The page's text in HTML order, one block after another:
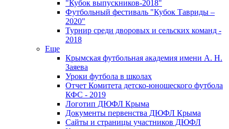
"Кубок выпускников-2018"
Футбольный фестиваль "Кубок Тавриды –
2020"
Турнир среди дворовых и сельских команд -
2018
Еще
Крымская футбольная академия имени А. Н.
Заяева
Уроки футбола в школах
Отчет Комитета детско-юношеского футбола
КФС - 2019
Логотип ДЮФЛ Крыма
Документы первенства ДЮФЛ Крыма
Сайты и страницы участников ДЮФЛ